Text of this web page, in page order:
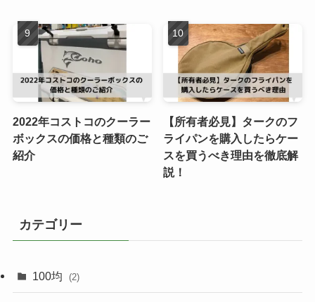
2022年コストコのクーラー
ボックスの価格と種類のご
紹介
【所有者必見】タークのフ
ライパンを購入したらケー
スを買うべき理由を徹底解
説！
カテゴリー
100均 (2)